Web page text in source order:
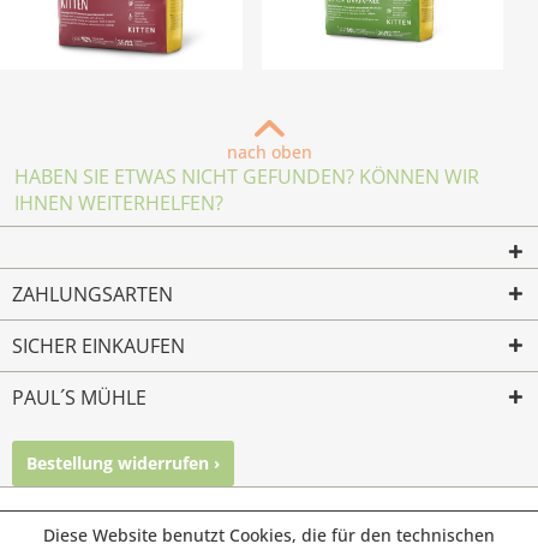
nach oben
HABEN SIE ETWAS NICHT GEFUNDEN? KÖNNEN WIR
IHNEN WEITERHELFEN?
ZAHLUNGSARTEN
SICHER EINKAUFEN
PAUL´S MÜHLE
Bestellung widerrufen ›
© Paul's Mühle | Inhaber: Christof Paul e.K. | Westring 2 |
Diese Website benutzt Cookies, die für den technischen